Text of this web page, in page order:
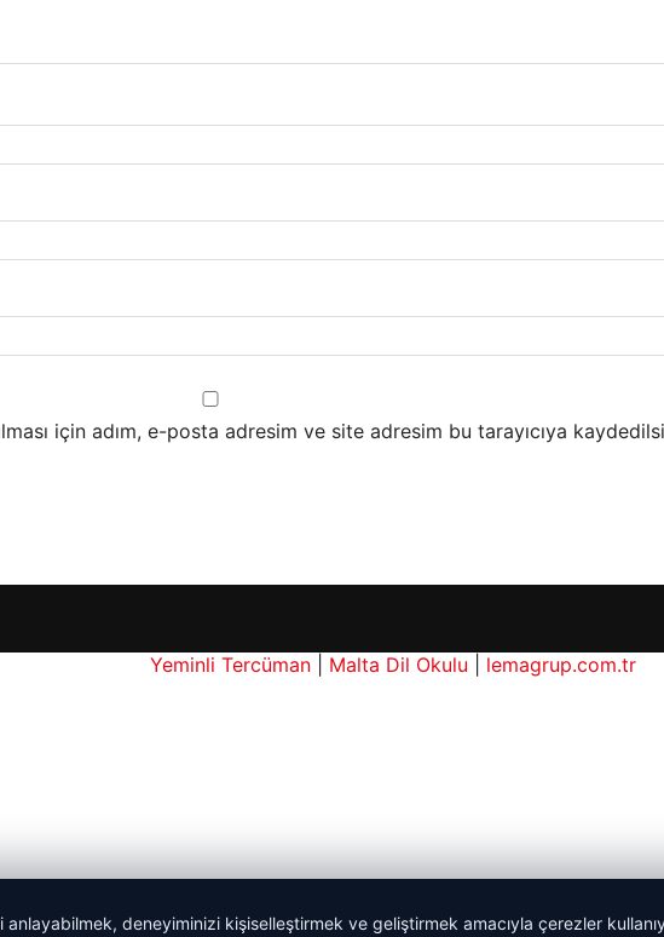
için adım, e-posta adresim ve site adresim bu tarayıcıya
anlayabilmek, deneyiminizi kişiselleştirmek ve geliştirmek amacıyla çerezler
Yeminli Tercüman Malta Dil Okulu
lemagrup.com.tr